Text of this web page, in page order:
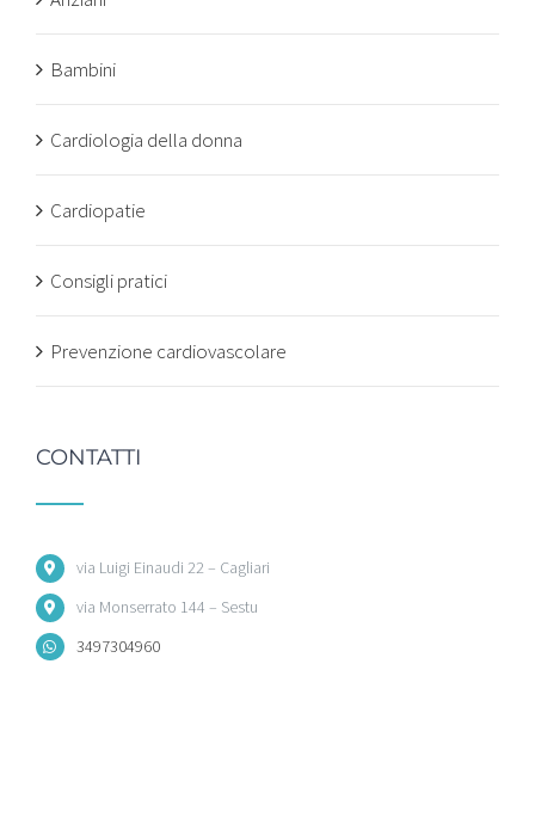
Bambini
Cardiologia della donna
Cardiopatie
Consigli pratici
Prevenzione cardiovascolare
CONTATTI
via Luigi Einaudi 22 – Cagliari
via Monserrato 144 – Sestu
3497304960